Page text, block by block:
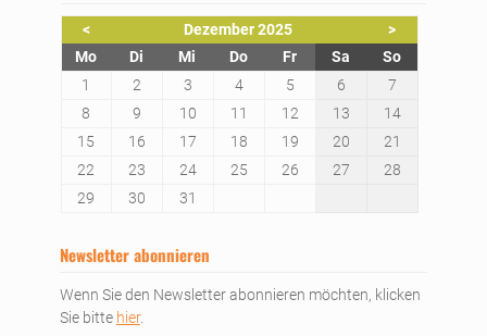
< Dezember 2025
>
Montag Dienstag
Mi ttwoch
Donnerstag
Freitag SamstagSonntag
1
2 3 4 5 6
7
8
9 10 11 12 13
14
15
16 17 18 19 20
21
22
23 24 25 26 27
28
29
30 31
Newsletter abonnieren
Wenn Sie den Newsletter abonnieren möchten, klicken
Sie bitte hier.